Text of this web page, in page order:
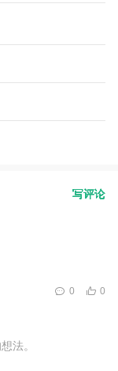
写评论
0
0
法。